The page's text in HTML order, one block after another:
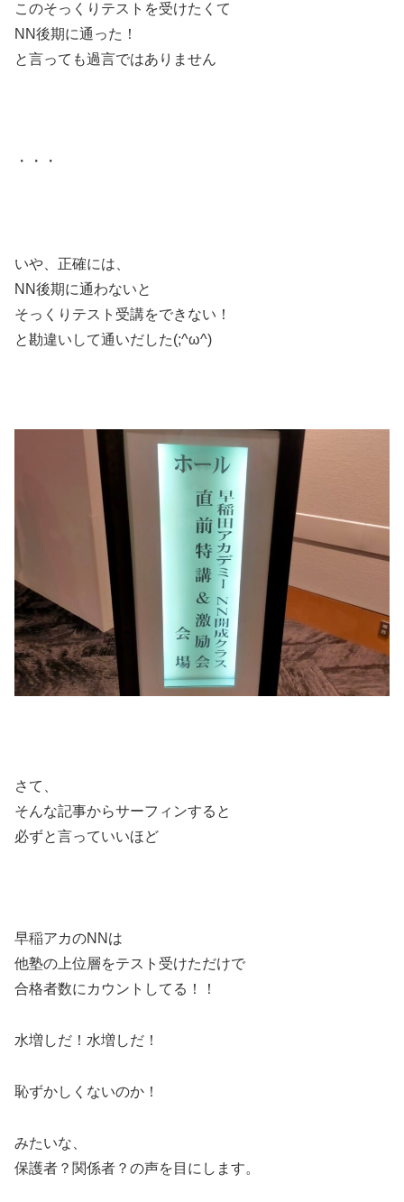
このそっくりテストを受けたくて
NN後期に通った！
と言っても過言ではありません
・・・
いや、正確には、
NN後期に通わないと
そっくりテスト受講をできない！
と勘違いして通いだした(;^ω^)
さて、
そんな記事からサーフィンすると
必ずと言っていいほど
早稲アカのNNは
他塾の上位層をテスト受けただけで
合格者数にカウントしてる！！
水増しだ！水増しだ！
恥ずかしくないのか！
みたいな、
保護者？関係者？の声を目にします。